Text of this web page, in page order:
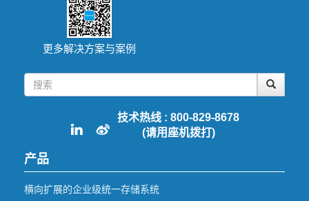
更多解决方案与案例
技术热线 : 800-829-8678
(请用座机拨打)
产品
横向扩展的企业级统一存储系统